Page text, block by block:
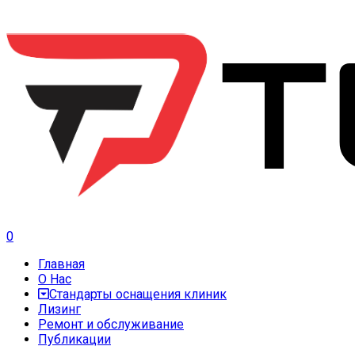
0
Главная
О Нас
Стандарты оснащения клиник
Лизинг
Ремонт и обслуживание
Публикации